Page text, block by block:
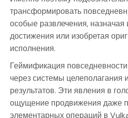
трансформировать
особые развлечения,
достижения или изобретая
исполнения.
Геймификация
через системы целеполагания
результатов. Эти явления в
ощущение продвижения даже
элементарных операций в